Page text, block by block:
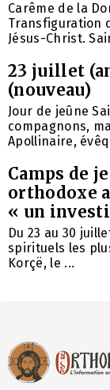
Carême de la
Transfiguration
Jésus-Christ.
23 juillet
(nouveau)
Jour de jeûne
compagnons,
Apollinaire,
Camps de
orthodoxe
« un
Du 23 au 30
spirituels les
Korçë, le ...